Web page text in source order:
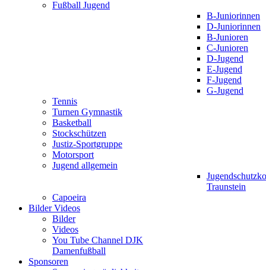
Fußball Jugend
B-Juniorinnen
D-Juniorinnen
B-Junioren
C-Junioren
D-Jugend
E-Jugend
F-Jugend
G-Jugend
Tennis
Turnen Gymnastik
Basketball
Stockschützen
Justiz-Sportgruppe
Motorsport
Jugend allgemein
Traunstein
Capoeira
Bilder Videos
Bilder
Videos
You Tube Channel DJK
Damenfußball
Sponsoren